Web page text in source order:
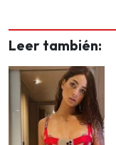
Leer también: